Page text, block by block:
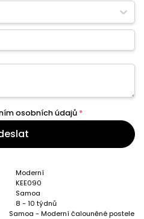
osobních údajů *
Moderní
KEE090
Samoa
8 - 10 týdnů
Samoa - Moderní čalouněné postele